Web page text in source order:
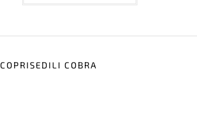
COPRISEDILI COBRA